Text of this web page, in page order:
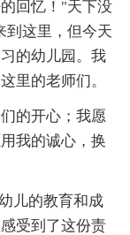
回忆！"天下没
到这里，但今天
的幼儿园。我
里的老师们。
的开心；我愿
我的诚心，换
儿的教育和成
受到了这份责